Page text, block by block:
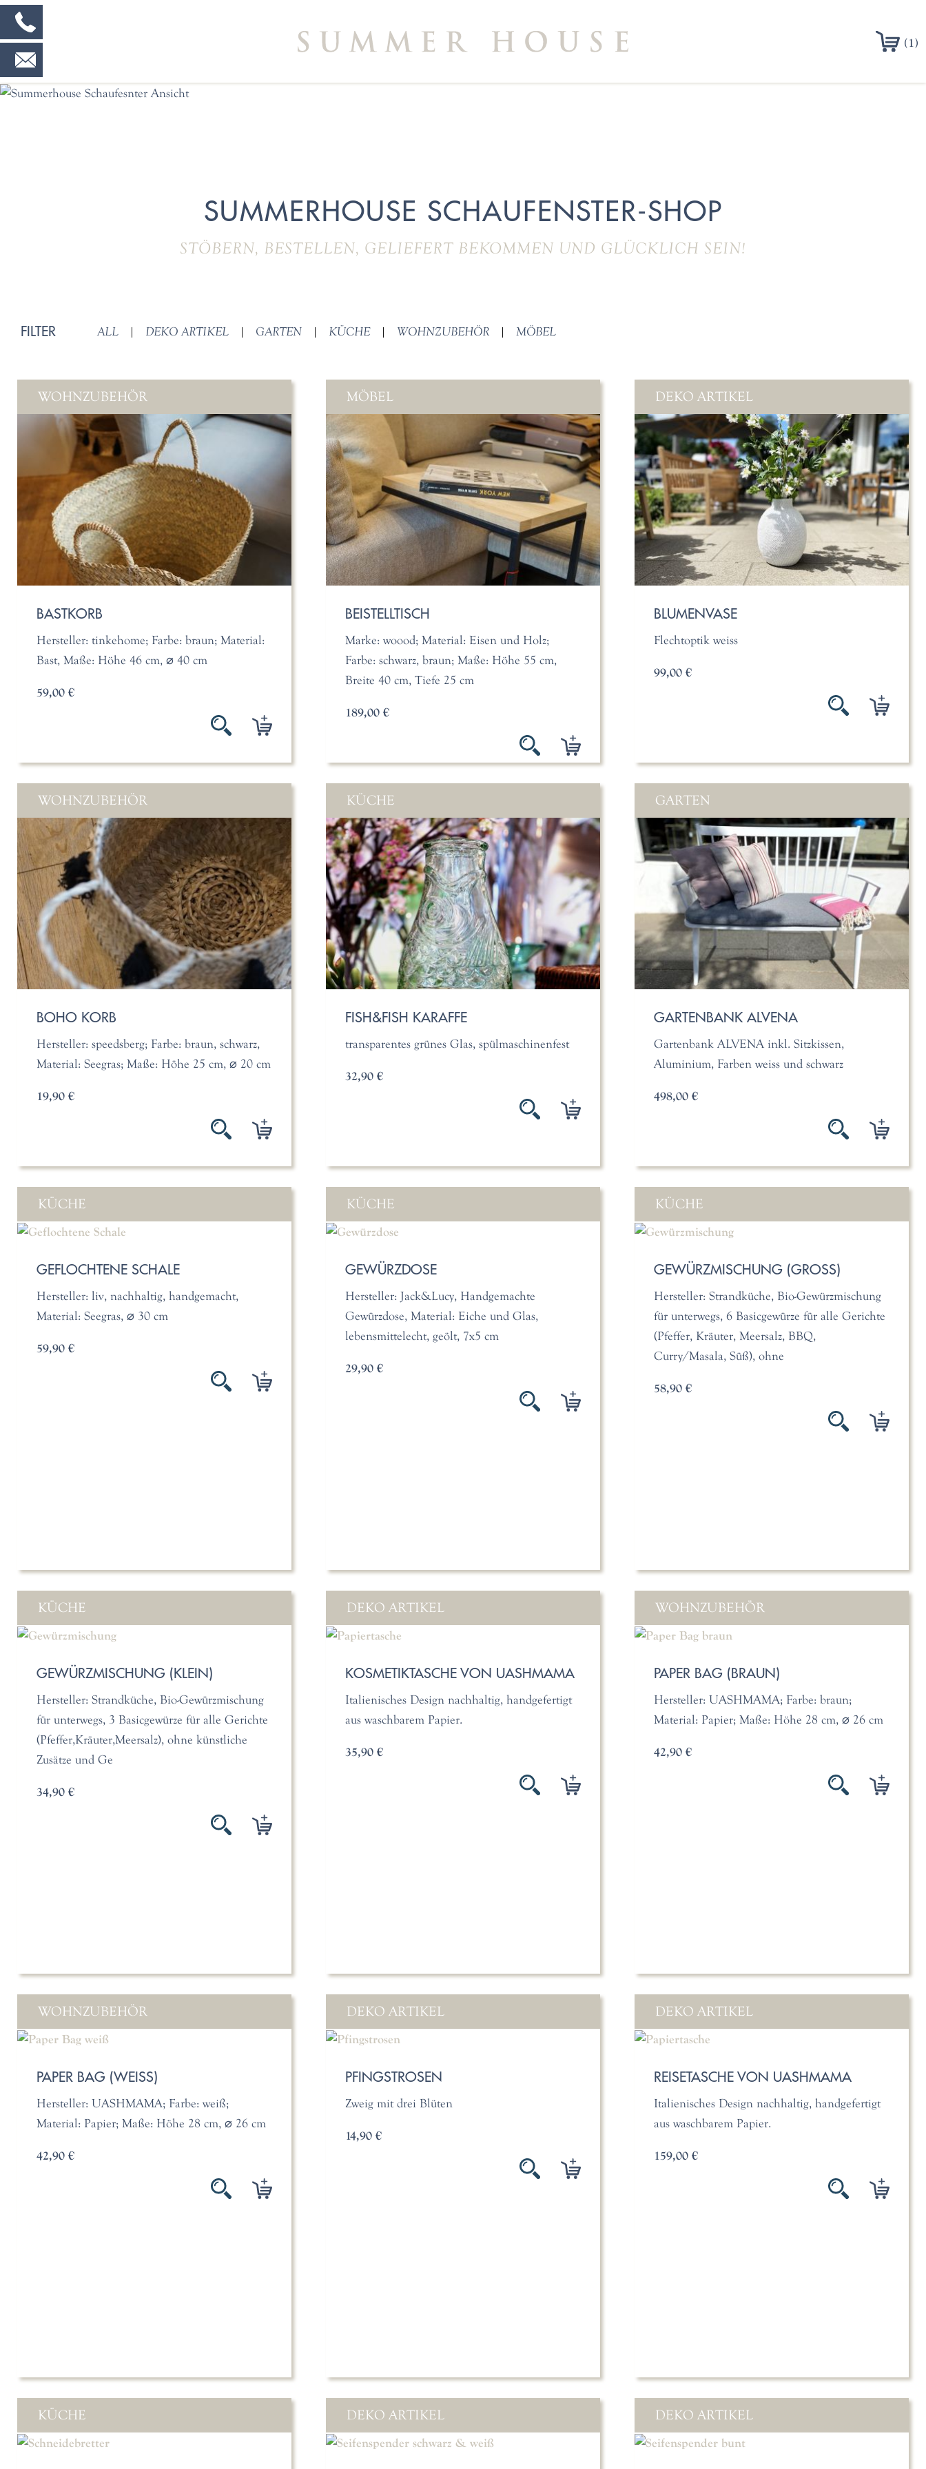
(1)
SUMMERHOUSE SCHAUFENSTER-SHOP
STÖBERN, BESTELLEN, GELIEFERT BEKOMMEN UND GLÜCKLICH SEIN!
FILTER ALL | DEKO ARTIKEL | GARTEN | KÜCHE | WOHNZUBEHÖR | MÖBEL
WOHNZUBEHÖR
BASTKORB
Hersteller: tinkehome; Farbe: braun; Material:
Bast, Maße: Höhe 46 cm, ⌀ 40 cm
59,00 €
MÖBEL
BEISTELLTISCH
Marke: woood; Material: Eisen und Holz;
Farbe: schwarz, braun; Maße: Höhe 55 cm,
Breite 40 cm, Tiefe 25 cm
189,00 €
DEKO ARTIKEL
BLUMENVASE
Flechtoptik weiss
99,00 €
WOHNZUBEHÖR
BOHO KORB
Hersteller: speedsberg; Farbe: braun, schwarz,
Material: Seegras; Maße: Höhe 25 cm, ⌀ 20 cm
19,90 €
KÜCHE
FISH&FISH KARAFFE
transparentes grünes Glas, spülmaschinenfest
32,90 €
GARTEN
GARTENBANK ALVENA
Gartenbank ALVENA inkl. Sitzkissen,
Aluminium, Farben weiss und schwarz
498,00 €
KÜCHE
GEFLOCHTENE SCHALE
Hersteller: liv, nachhaltig, handgemacht,
Material: Seegras, ⌀ 30 cm
59,90 €
KÜCHE
GEWÜRZDOSE
Hersteller: Jack&Lucy, Handgemachte
Gewürzdose, Material: Eiche und Glas,
lebensmittelecht, geölt, 7x5 cm
29,90 €
KÜCHE
GEWÜRZMISCHUNG (GROSS)
Hersteller: Strandküche, Bio-Gewürzmischung
für unterwegs, 6 Basicgewürze für alle Gerichte
(Pfeffer, Kräuter, Meersalz, BBQ,
Curry/Masala, Süß), ohne
58,90 €
KÜCHE
GEWÜRZMISCHUNG (KLEIN)
Hersteller: Strandküche, Bio-Gewürzmischung
für unterwegs, 3 Basicgewürze für alle Gerichte
(Pfeffer,Kräuter,Meersalz), ohne künstliche
Zusätze und Ge
34,90 €
DEKO ARTIKEL
KOSMETIKTASCHE VON UASHMAMA
Italienisches Design nachhaltig, handgefertigt
aus waschbarem Papier.
35,90 €
WOHNZUBEHÖR
PAPER BAG (BRAUN)
Hersteller: UASHMAMA; Farbe: braun;
Material: Papier; Maße: Höhe 28 cm, ⌀ 26 cm
42,90 €
WOHNZUBEHÖR
PAPER BAG (WEISS)
Hersteller: UASHMAMA; Farbe: weiß;
Material: Papier; Maße: Höhe 28 cm, ⌀ 26 cm
42,90 €
DEKO ARTIKEL
PFINGSTROSEN
Zweig mit drei Blüten
14,90 €
DEKO ARTIKEL
REISETASCHE VON UASHMAMA
Italienisches Design nachhaltig, handgefertigt
aus waschbarem Papier.
159,00 €
KÜCHE DEKO ARTIKEL DEKO ARTIKEL